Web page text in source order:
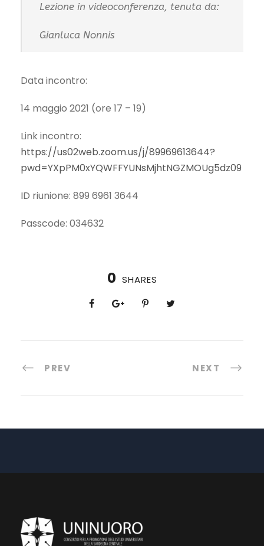
Lezione in videoconferenza, tenuta da:
Gianluca Nonnis
Data incontro:
14 maggio 2021 (ore 17 – 19)
Link incontro:
https://us02web.zoom.us/j/89969613644?
pwd=YXpPM0xYQWFFYUNsMjhtNGZMOUg5dz09
ID riunione: 899 6961 3644
Passcode: 034632
0 SHARES
PREV NEXT